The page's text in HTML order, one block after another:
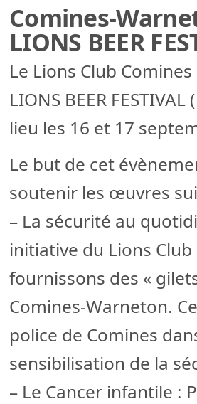
Comines-
LIONS BEER
Le Lions Club
LIONS BEER
lieu les 16 et 17
Le but de cet
soutenir les œuvres
– La sécurité au
initiative du Lions
fournissons des «
Comines-Warneton.
police de Comines
sensibilisation de la
– Le Cancer infantile :